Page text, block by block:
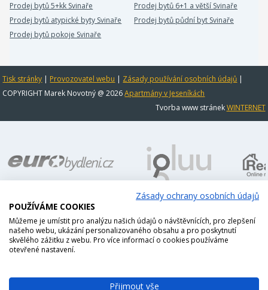
Prodej bytů 5+kk Svinaře
Prodej bytů 6+1 a větší Svinaře
Prodej bytů atypické byty Svinaře
Prodej bytů půdní byt Svinaře
Prodej bytů pokoje Svinaře
Tisk stránky | Provozovatel webu | Zásady používání osobních údajů |
COPYRIGHT Marek Novotný @ 2026Apartmány v Jeseníkách
Tvorba www stránekWINTERNET
Zásady ochrany osobních údajů
POUŽÍVÁME COOKIES
Můžeme je umístit pro analýzu našich údajů o návštěvnících, pro zlepšení
našeho webu, ukázání personalizovaného obsahu a pro poskytnutí
skvělého zážitku z webu. Pro více informací o cookies používáme
otevřené nastavení.
Přijmout vše